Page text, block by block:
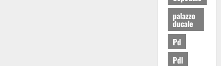
palazzo
ducale
Pd
Pdl